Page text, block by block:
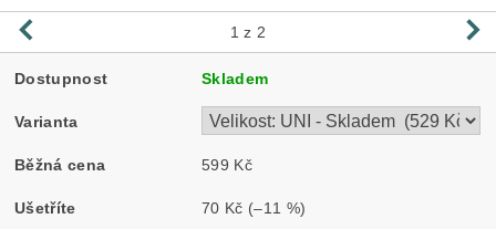
1 z 2
Dostupnost Skladem
Varianta
Běžná cena 599 Kč
Ušetříte 70 Kč (–11 %)